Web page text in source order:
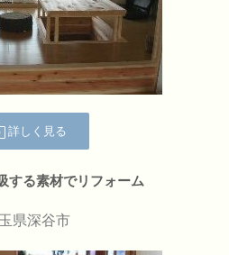
詳しく見る
する素材でリフォーム
県深谷市